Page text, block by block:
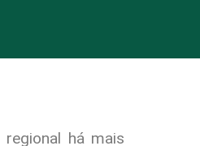
regional há mais